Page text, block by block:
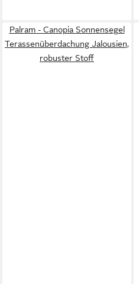
Palram - Canopia Sonnensegel
Terassenüberdachung Jalousien,
robuster Stoff